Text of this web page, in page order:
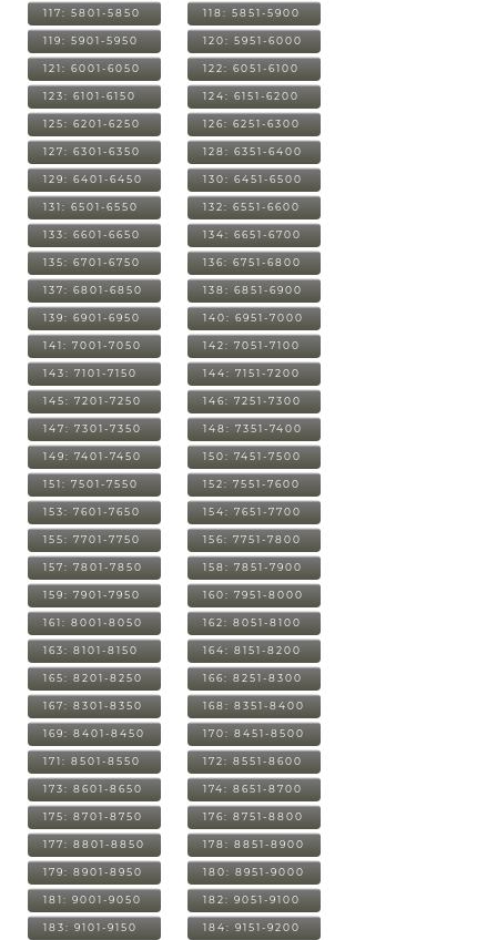
117: 5801-5850 118: 5851-5900
119: 5901-5950 120: 5951-6000
121: 6001-6050 122: 6051-6100
123: 6101-6150 124: 6151-6200
125: 6201-6250 126: 6251-6300
127: 6301-6350 128: 6351-6400
129: 6401-6450 130: 6451-6500
131: 6501-6550 132: 6551-6600
133: 6601-6650 134: 6651-6700
135: 6701-6750 136: 6751-6800
137: 6801-6850 138: 6851-6900
139: 6901-6950 140: 6951-7000
141: 7001-7050 142: 7051-7100
143: 7101-7150 144: 7151-7200
145: 7201-7250 146: 7251-7300
147: 7301-7350 148: 7351-7400
149: 7401-7450 150: 7451-7500
151: 7501-7550 152: 7551-7600
153: 7601-7650 154: 7651-7700
155: 7701-7750 156: 7751-7800
157: 7801-7850 158: 7851-7900
159: 7901-7950 160: 7951-8000
161: 8001-8050 162: 8051-8100
163: 8101-8150 164: 8151-8200
165: 8201-8250 166: 8251-8300
167: 8301-8350 168: 8351-8400
169: 8401-8450 170: 8451-8500
171: 8501-8550 172: 8551-8600
173: 8601-8650 174: 8651-8700
175: 8701-8750 176: 8751-8800
177: 8801-8850 178: 8851-8900
179: 8901-8950 180: 8951-9000
181: 9001-9050 182: 9051-9100
183: 9101-9150 184: 9151-9200